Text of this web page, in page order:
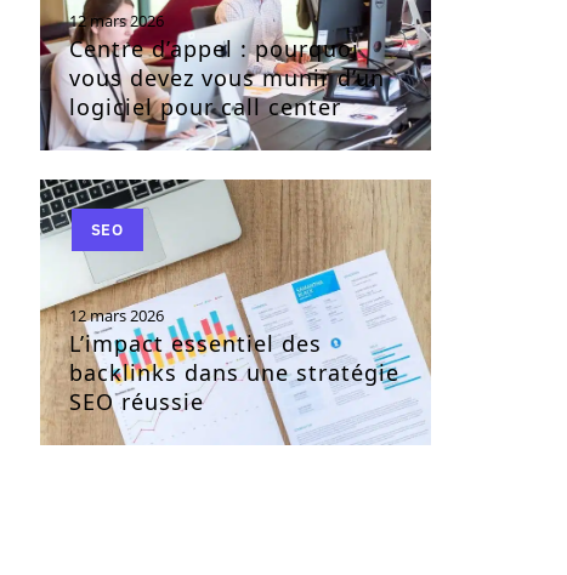
12 mars 2026
Centre d’appel : pourquoi
vous devez vous munir d’un
logiciel pour call center
SEO
12 mars 2026
L’impact essentiel des
backlinks dans une stratégie
SEO réussie